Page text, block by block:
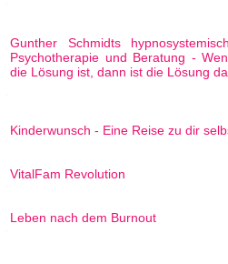
Gunther Schmidts
Psychotherapie und Beratung -
die Lösung ist, dann ist die Lösung
Kinderwunsch - Eine Reise zu dir
VitalFam Revolution
Leben nach dem Burnout